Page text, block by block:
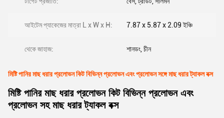
আইটেম প্যাকেজের মাত্রা L x W x H: 7.87 x 5.87 x 2.09 ইঞ্চি
থেকে জাহাজ: শানডং, চীন
মিষ্টি পানির মাছ ধরার প্রলোভন কিট বিভিন্ন প্রলোভন এবং প্রলোভন সঙ্গে মাছ ধরার ট্যাকল বক্স
মিষ্টি পানির মাছ ধরার প্রলোভন কিট বিভিন্ন প্রলোভন এবং
প্রলোভন সহ মাছ ধরার ট্যাকল বক্স